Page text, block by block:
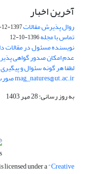
آخرین اخبار
روال پذیرش مقالات1397-12-11
تماس با مجله1396-10-12
نویسنده مسئول در مقالات
عدم امکان صدور گواهی
لطفا هر گونه سئوال و
mag_natures@ut.ac.ir صورت پذیرد.
به روز رسانی: 28 مهر 1403
licensed under a"Creative